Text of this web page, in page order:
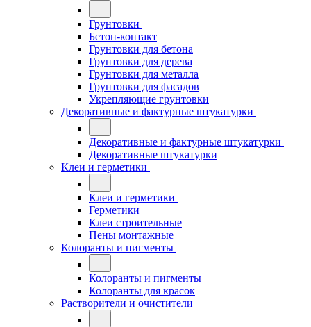
Грунтовки
Бетон-контакт
Грунтовки для бетона
Грунтовки для дерева
Грунтовки для металла
Грунтовки для фасадов
Укрепляющие грунтовки
Декоративные и фактурные штукатурки
Декоративные и фактурные штукатурки
Декоративные штукатурки
Клеи и герметики
Клеи и герметики
Герметики
Клеи строительные
Пены монтажные
Колоранты и пигменты
Колоранты и пигменты
Колоранты для красок
Растворители и очистители